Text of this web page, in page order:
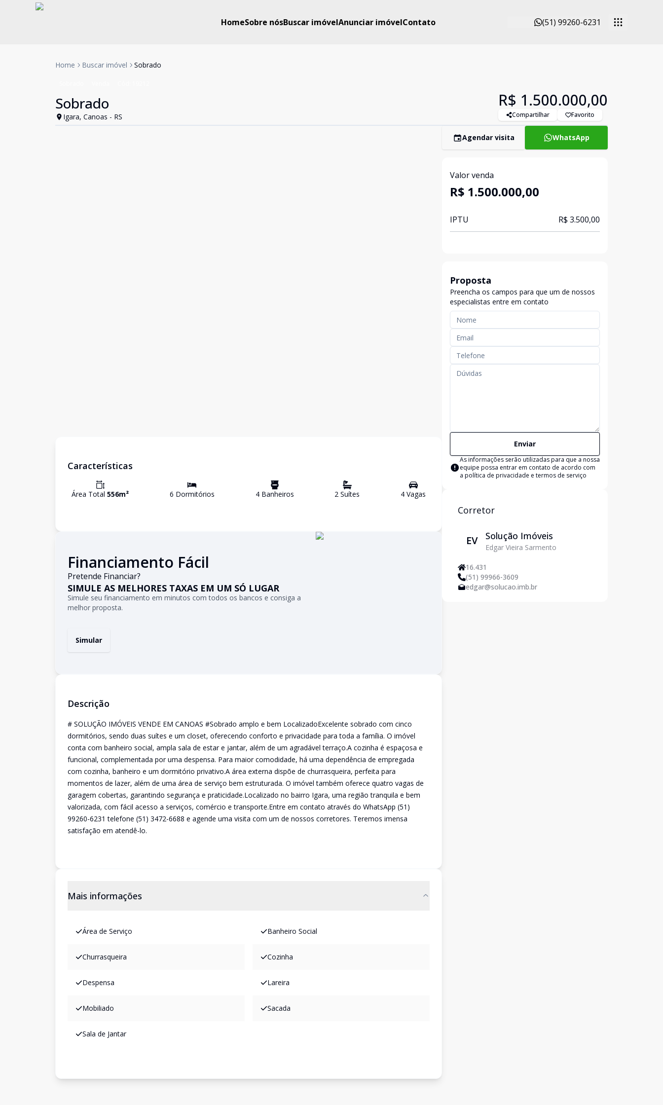
HomeSobre nósBuscar imóvelAnunciar imóvelContato (51) 99260-6231
Home Buscar imóvel Sobrado
Sobrado
Igara, Canoas - RS
R$ 1.500.000,00
Compartilhar Favorito
Características
Área Total 556m² 6 Dormitórios 4Banheiros 2 Suítes 4 Vagas
Financiamento Fácil
Pretende Financiar?
SIMULE AS MELHORES TAXAS EM UM SÓ LUGAR
Simule seu financiamento em minutos com todos os bancos e consiga a
melhor proposta.
Simular
Descrição
# SOLUÇÃO IMÓVEIS VENDE EM CANOAS #Sobrado amplo e bem LocalizadoExcelente sobrado com cinco
dormitórios, sendo duas suítes e um closet, oferecendo conforto e privacidade para toda a família. O imóvel
conta com banheiro social, ampla sala de estar e jantar, além de um agradável terraço.A cozinha é espaçosa e
funcional, complementada por uma despensa. Para maior comodidade, há uma dependência de empregada
com cozinha, banheiro e um dormitório privativo.A área externa dispõe de churrasqueira, perfeita para
momentos de lazer, além de uma área de serviço bem estruturada. O imóvel também oferece quatro vagas de
garagem cobertas, garantindo segurança e praticidade.Localizado no bairro Igara, uma região tranquila e bem
valorizada, com fácil acesso a serviços, comércio e transporte.Entre em contato através do WhatsApp (51)
99260-6231 telefone (51) 3472-6688 e agende uma visita com um de nossos corretores. Teremos imensa
satisfação em atendê-lo.
Mais informações
Área de Serviço Banheiro Social
Churrasqueira Cozinha
Despensa Lareira
Mobiliado Sacada
Sala de Jantar
Agendar visita WhatsApp
Valor venda
R$ 1.500.000,00
IPTU R$ 3.500,00
Proposta
Preencha os campos para que um de nossos
especialistas entre em contato
Enviar
As informações serão utilizadas para que a nossa
equipe possa entrar em contato de acordo com
a política de privacidade e termos de serviço
Corretor
EV Solução Imóveis
Edgar Vieira Sarmento
16.431
(51) 99966-3609
edgar@solucao.imb.br